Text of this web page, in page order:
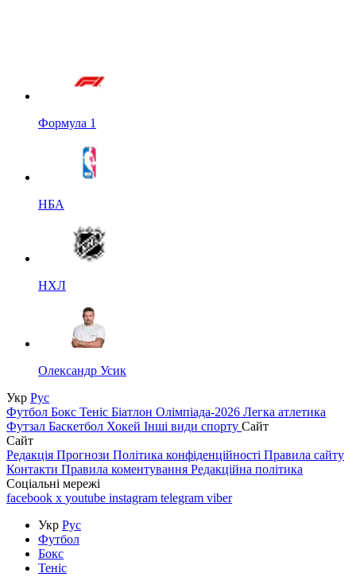
Формула 1
НБА
НХЛ
Олександр Усик
Укр Рус
Футбол Бокс Теніс Біатлон Олімпіада-2026 Легка атлетика
Футзал Баскетбол Хокей Інші види спорту Сайт
Сайт
Редакція Прогнози Політика конфіденційності Правила сайту
Контакти Правила коментування Редакційна політика
Соціальні мережі
facebook x youtube instagram telegram viber
Укр Рус
Футбол
Бокс
Теніс